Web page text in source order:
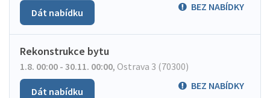
BEZ NABÍDKY
Dát nabídku
Rekonstrukce bytu
1.8. 00:00 - 30.11. 00:00, Ostrava 3 (70300)
BEZ NABÍDKY
Dát nabídku